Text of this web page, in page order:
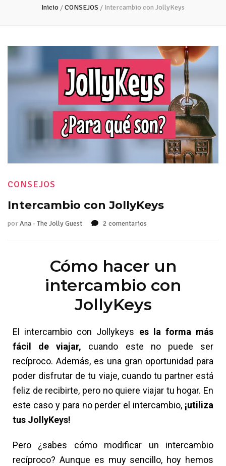
Inicio /CONSEJOS / Intercambio con JollyKeys
CONSEJOS
Intercambio con JollyKeys
porAna - The Jolly Guest 2 comentarios
Cómo hacer un
intercambio con
JollyKeys
El intercambio con Jollykeys es la forma más
fácil de viajar, cuando este no puede ser
recíproco. Además, es una gran oportunidad para
poder disfrutar de tu viaje, cuando tu partner está
feliz de recibirte, pero no quiere viajar tu hogar. En
este caso y para no perder el intercambio, ¡utiliza
tus JollyKeys!
Pero ¿sabes cómo modificar un intercambio
recíproco? Aunque es muy sencillo, hoy hemos